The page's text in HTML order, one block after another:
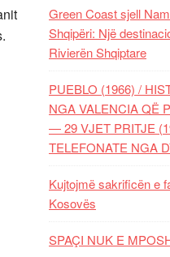
Green Coast sjell
Shqipëri: Një
Rivierën Shqiptare
PUEBLO (1966) /
NGA VALENCIA QË
— 29 VJET PRITJE
TELEFONATE NGA
Kujtojmë sakrificën e
Kosovës
SPAÇI NUK E